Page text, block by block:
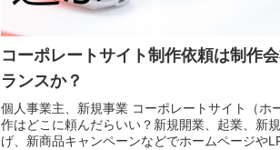
コーポレートサイト制作依頼は制作
ランスか？
個人事業主、新規事業 コーポレートサイト（ホ
作はどこに頼んだらいい？新規開業、起業、新
げ、新商品キャンペーンなどでホームページや